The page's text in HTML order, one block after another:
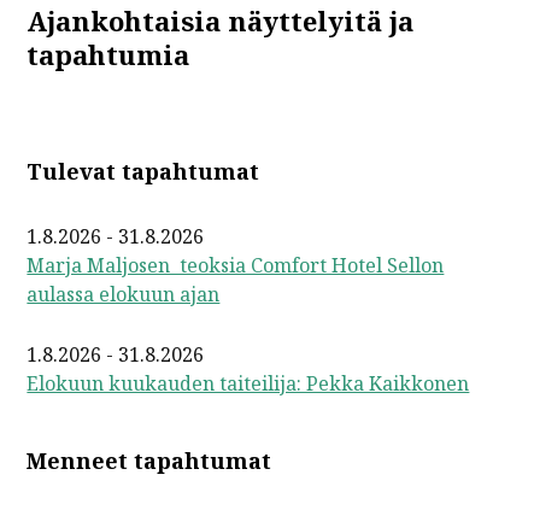
Ajankohtaisia näyttelyitä ja
tapahtumia
Tulevat tapahtumat
1.8.2026 - 31.8.2026
Marja Maljosen teoksia Comfort Hotel Sellon
aulassa elokuun ajan
1.8.2026 - 31.8.2026
Elokuun kuukauden taiteilija: Pekka Kaikkonen
Menneet tapahtumat